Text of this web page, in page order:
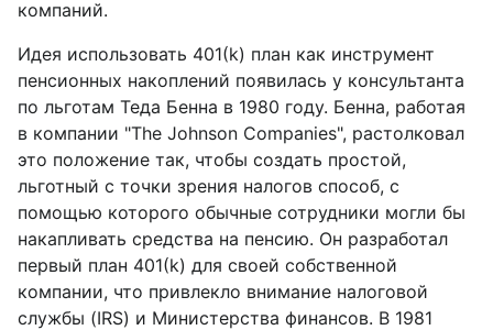
компаний.
Идея использовать 401(k) план как инструмент
пенсионных накоплений появилась у консультанта
по льготам Теда Бенна в 1980 году. Бенна, работая
в компании "The Johnson Companies", растолковал
это положение так, чтобы создать простой,
льготный с точки зрения налогов способ, с
помощью которого обычные сотрудники могли бы
накапливать средства на пенсию. Он разработал
первый план 401(k) для своей собственной
компании, что привлекло внимание налоговой
службы (IRS) и Министерства финансов. В 1981